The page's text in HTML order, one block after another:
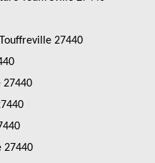
27440
27440
27440